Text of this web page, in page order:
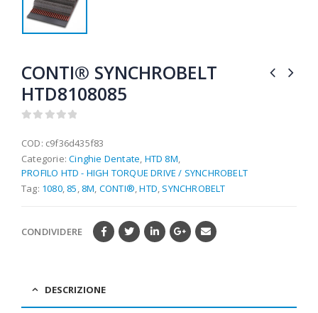
CONTI® SYNCHROBELT
HTD8108085
COD: c9f36d435f83
Categorie:Cinghie Dentate HTD 8M
PROFILO HTD - HIGH TORQUE DRIVE / SYNCHROBELT
Tag: 1080, 85 8M CONTI® ,HTD SYNCHROBELT
CONDIVIDERE
DESCRIZIONE